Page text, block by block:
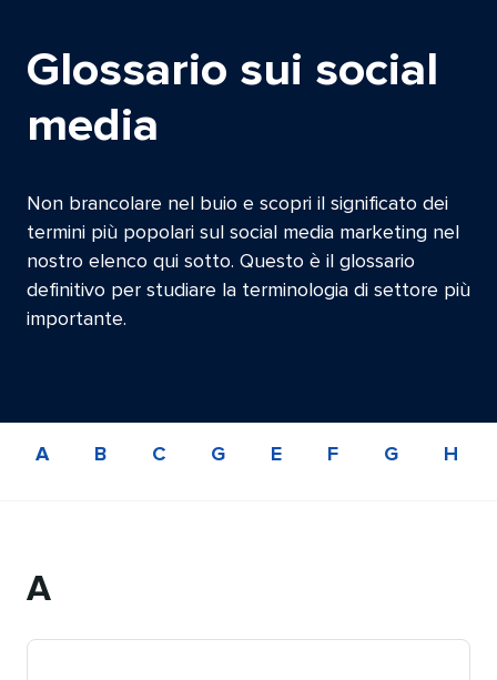
Glossario sui social
media​​
Non brancolare nel buio e scopri il significato dei
termini più popolari sul social media marketing nel
nostro elenco qui sotto. Questo è il glossario
definitivo per studiare la terminologia di settore più
importante.​​
A​​ B​​ C​​ G​​ E​​ F​​ G​​ H​​
A​​